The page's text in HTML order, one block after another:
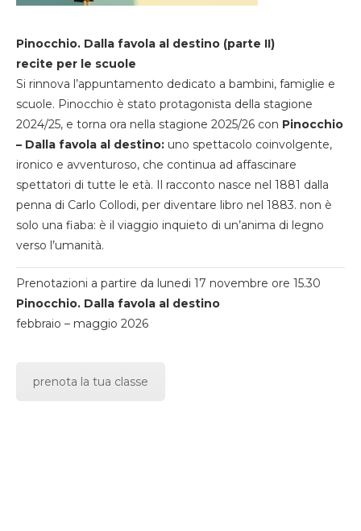
Pinocchio. Dalla favola al destino (parte II)
recite per le scuole
Si rinnova l’appuntamento dedicato a bambini, famiglie e
scuole. Pinocchio è stato protagonista della stagione
2024/25, e torna ora nella stagione 2025/26 con Pinocchio
– Dalla favola al destino: uno spettacolo coinvolgente,
ironico e avventuroso, che continua ad affascinare
spettatori di tutte le età. Il racconto nasce nel 1881 dalla
penna di Carlo Collodi, per diventare libro nel 1883. non è
solo una fiaba: è il viaggio inquieto di un’anima di legno
verso l’umanità.
Prenotazioni a partire da lunedi 17 novembre ore 15.30
Pinocchio. Dalla favola al destino
febbraio – maggio 2026
prenota la tua classe